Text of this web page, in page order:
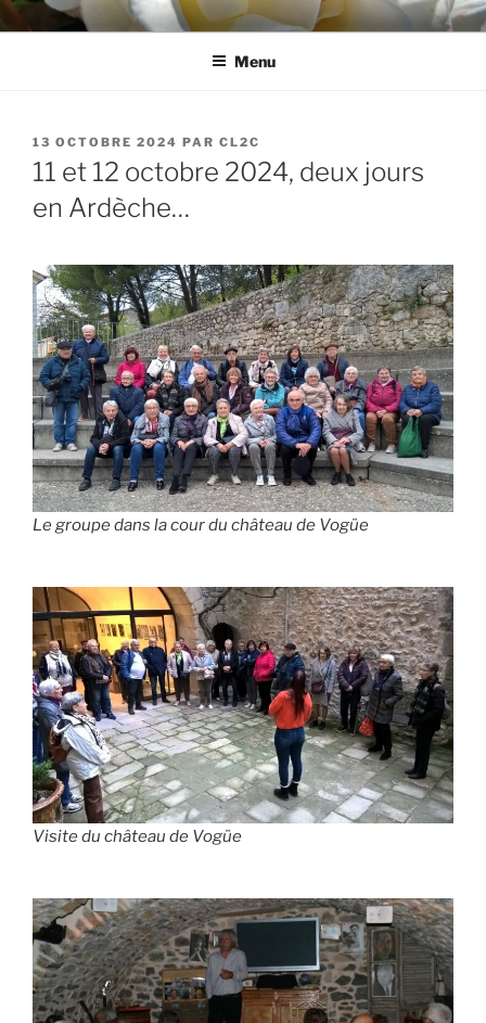
Aller
au
CL2C
Association dédiée à la culture et aux loisirs à Cognin (73)
Menu
PUBLIÉ
LE
13 OCTOBRE 2024 PAR CL2C
11 et 12 octobre 2024, deux jours
en Ardèche…
Le groupe dans la cour du château de Vogüe
Visite du château de Vogüe